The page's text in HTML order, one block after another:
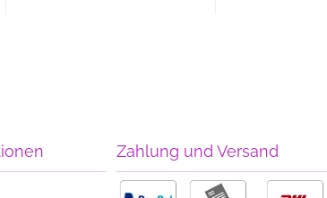
Zahlung und Versand